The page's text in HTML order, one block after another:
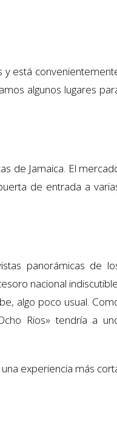
y está
algunos lugares
de Jamaica. El
de entrada a
panorámicas de
nacional
algo poco usual.
Rios» tendría a
experiencia más